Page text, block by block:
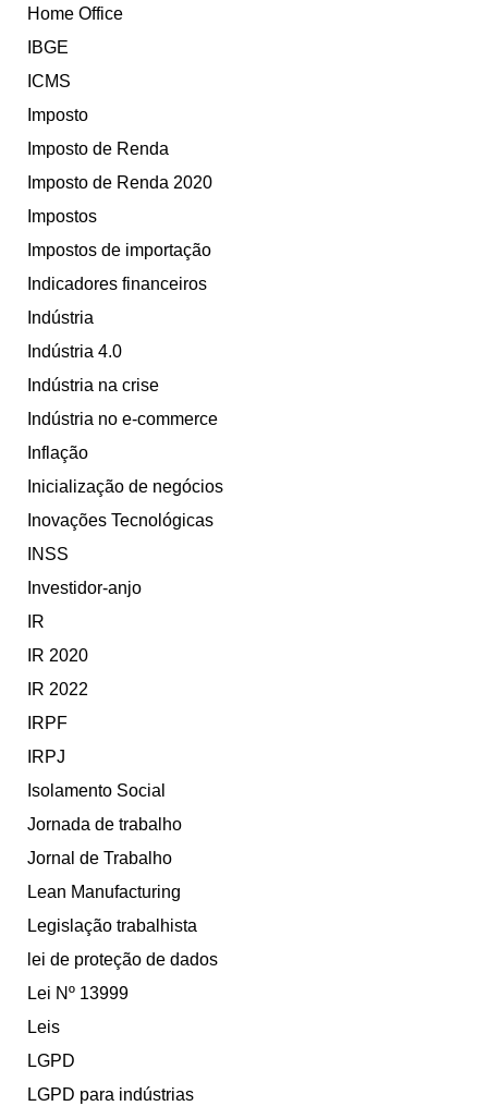
Home Office
IBGE
ICMS
Imposto
Imposto de Renda
Imposto de Renda 2020
Impostos
Impostos de importação
Indicadores financeiros
Indústria
Indústria 4.0
Indústria na crise
Indústria no e-commerce
Inflação
Inicialização de negócios
Inovações Tecnológicas
INSS
Investidor-anjo
IR
IR 2020
IR 2022
IRPF
IRPJ
Isolamento Social
Jornada de trabalho
Jornal de Trabalho
Lean Manufacturing
Legislação trabalhista
lei de proteção de dados
Lei Nº 13999
Leis
LGPD
LGPD para indústrias